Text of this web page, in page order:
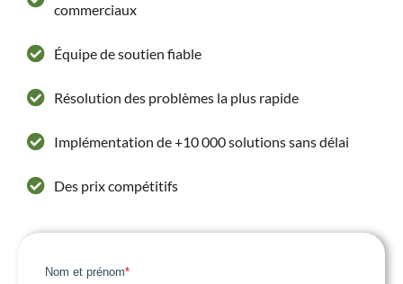
commerciaux
Équipe de soutien fiable
Résolution des problèmes la plus rapide
Implémentation de +10 000 solutions sans délai
Des prix compétitifs